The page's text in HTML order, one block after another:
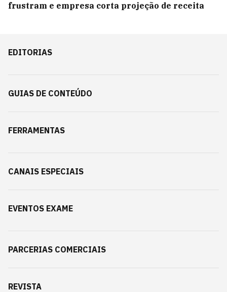
frustram e empresa corta projeção de receita
EDITORIAS
GUIAS DE CONTEÚDO
FERRAMENTAS
CANAIS ESPECIAIS
EVENTOS EXAME
PARCERIAS COMERCIAIS
REVISTA